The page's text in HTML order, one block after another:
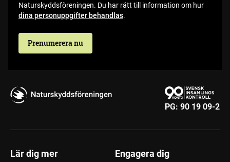
Naturskyddsföreningen. Du har rätt till information om hur
dina personuppgifter behandlas.
Prenumerera nu
PG: 90 19 09-2
Lär dig mer Engagera dig